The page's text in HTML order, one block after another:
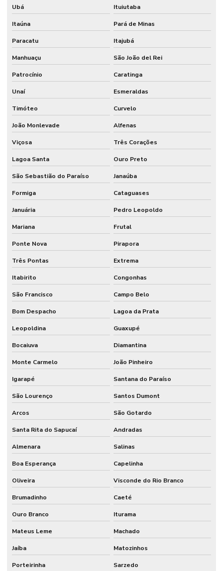
Ubá Ituiutaba
Itaúna Pará de Minas
Paracatu Itajubá
Manhuaçu São João del Rei
Patrocínio Caratinga
Unaí Esmeraldas
Timóteo Curvelo
João Monlevade Alfenas
Viçosa Três Corações
Lagoa Santa Ouro Preto
São Sebastião do Paraíso Janaúba
Formiga Cataguases
Januária Pedro Leopoldo
Mariana Frutal
Ponte Nova Pirapora
Três Pontas Extrema
Itabirito Congonhas
São Francisco Campo Belo
Bom Despacho Lagoa da Prata
Leopoldina Guaxupé
Bocaiuva Diamantina
Monte Carmelo João Pinheiro
Igarapé Santana do Paraíso
São Lourenço Santos Dumont
Arcos São Gotardo
Santa Rita do Sapucaí Andradas
Almenara Salinas
Boa Esperança Capelinha
Oliveira Visconde do Rio Branco
Brumadinho Caeté
Ouro Branco Iturama
Mateus Leme Machado
Jaíba Matozinhos
Porteirinha Sarzedo